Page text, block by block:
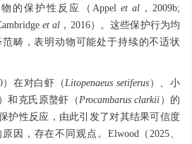
的保护性反应（Appel et al，2009b;
et al ，2016）。这些保护行为均
畴，表明动物可能处于持续的不适状
）在对白虾（Litopenaeus setiferus ）、小
和克氏原螯虾（Procambarus clarkii ）的
护性反应，由此引发了对其结果可信度
因，存在不同观点。Elwood（2025、